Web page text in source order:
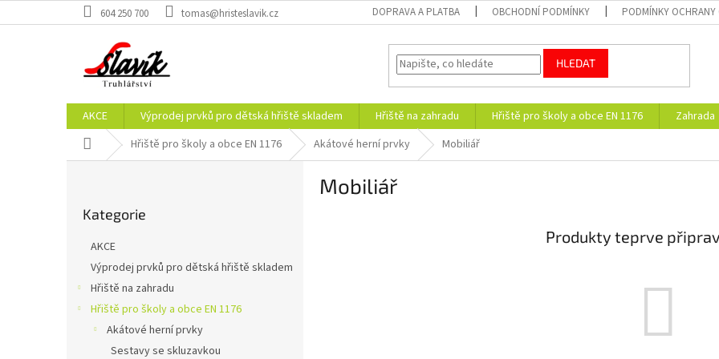
na
604 250 700 tomas@hristeslavik.cz DOPRAVA A PLATBA OBCHODNÍ PODMÍNKY PODMÍNKY OCHRANY
HLEDAT
AKCE Výprodej prvků pro dětská hřiště skladem Hřiště na zahradu Hřiště pro školy a obce EN 1176 Zahrada
Domů Hřiště pro školy a obce EN 1176 Akátové herní prvky Mobiliář
kategorie
Kategorie
AKCE
Výprodej prvků pro dětská hřiště skladem
Hřiště na zahradu
Hřiště pro školy a obce EN 1176
Akátové herní prvky
Sestavy se skluzavkou
Mobiliář
Produkty teprve